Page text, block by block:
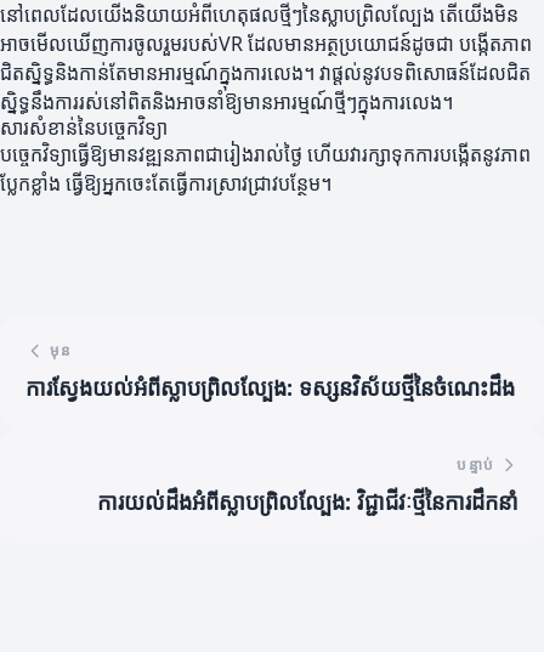
នៅពេលដែលយើងនិយាយអំពីហេតុផលថ្មីៗនៃស្លាបព្រិលល្បែង តើយើងមិន
អាចមើលឃើញការចូលរួមរបស់VR ដែលមានអត្ថប្រយោជន៍ដូចជា បង្កើតភាព
ជិតស្និទ្ធនិងកាន់តែមានអារម្មណ៍ក្នុងការលេង។ វាផ្តល់នូវបទពិសោធន៍ដែលជិត
ស្និទ្ធនឹងការរស់នៅពិតនិងអាចនាំឱ្យមានអារម្មណ៍ថ្មីៗក្នុងការលេង។
សារសំខាន់នៃបច្ចេកវិទ្យា
បច្ចេកវិទ្យាធ្វើឱ្យមានវឌ្ឍនភាពជារៀងរាល់ថ្ងៃ ហើយវារក្សាទុកការបង្កើតនូវភាព
ប្លែកខ្លាំង ធ្វើឱ្យអ្នកចេះតែធ្វើការស្រាវជ្រាវបន្ថែម។
មុន
ការស្វែងយល់អំពីស្លាបព្រិលល្បែង: ទស្សនវិស័យថ្មីនៃចំណេះដឹង
បន្ទាប់
ការយល់ដឹងអំពីស្លាបព្រិលល្បែង: វិជ្ជាជីវៈថ្មីនៃការដឹកនាំ